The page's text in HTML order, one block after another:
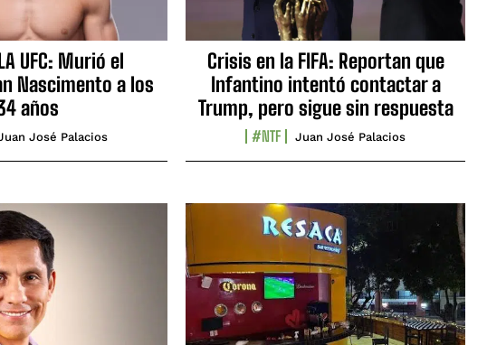
UFC: Murió el
Nascimento a los
años
José Palacios
Crisis en la FIFA: Reportan que
Infantino intentó contactar a
Trump, pero sigue sin respuesta
#NTF Juan José Palacios